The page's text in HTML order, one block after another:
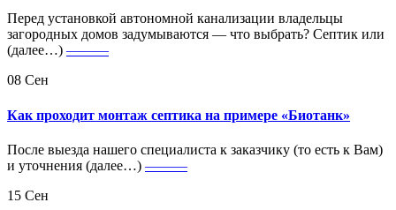
Перед установкой автономной канализации владельцы
загородных домов задумываются — что выбрать? Септик или
(далее…) ———
08 Сен
Как проходит монтаж септика на примере «Биотанк»
После выезда нашего специалиста к заказчику (то есть к Вам)
и уточнения (далее…) ———
15 Сен